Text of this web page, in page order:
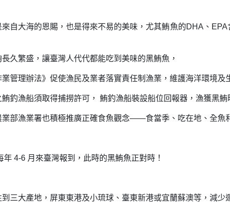
自大海的恩賜，也是得來不易的美味，尤其鮪魚的DHA、
久繁盛，讓臺灣人代代都能吃到美味的黑鮪魚，
管理辦法》促使漁民及業者落實責任制漁業，維護海洋環境及
釣漁船須取得捕撈許可， 鮪釣漁船裝設船位回報器，漁獲黑
部漁業署也積極推廣正確食魚觀念——食當季、吃在地、全魚
4-6 月來臺灣報到，此時的黑鮪魚正對時！
三大產地，屏東東港及小琉球、臺東新港或宜蘭蘇澳等，減少